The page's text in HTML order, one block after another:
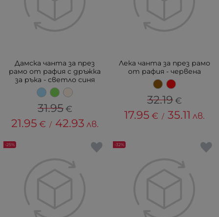
Дамска чанта за през
рамо от рафия с дръжка
за ръка - светло синя
31.95 €
21.95 € / 42.93 лв.
Лека чанта за през рамо
от рафия - червена
32.19 €
17.95 € / 35.11 лв.
-25% -32%